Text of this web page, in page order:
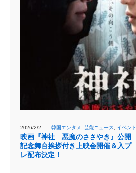
2026/2/2 韓国エンタメ 芸能ニュース イベント
映画『神社 悪魔のささやき』公開
記念舞台挨拶付き上映会開催＆入プ
レ配布決定！